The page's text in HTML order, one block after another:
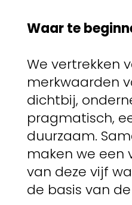
Waar te
We vertrekken
merkwaarden
dichtbij,
pragmatisch,
duurzaam.
maken we een
van deze vijf
de basis van